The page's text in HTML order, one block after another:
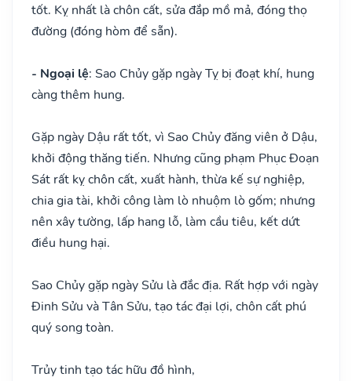
tốt. Kỵ nhất là chôn cất, sửa đắp mồ mả, đóng thọ
đường (đóng hòm để sẵn).
- Ngoại lệ: Sao Chủy gặp ngày Tỵ bị đoạt khí, hung
càng thêm hung.
Gặp ngày Dậu rất tốt, vì Sao Chủy đăng viên ở Dậu,
khởi động thăng tiến. Nhưng cũng phạm Phục Đoạn
Sát rất kỵ chôn cất, xuất hành, thừa kế sự nghiệp,
chia gia tài, khởi công làm lò nhuộm lò gốm; nhưng
nên xây tường, lấp hang lỗ, làm cầu tiêu, kết dứt
điều hung hại.
Sao Chủy gặp ngày Sửu là đắc địa. Rất hợp với ngày
Đinh Sửu và Tân Sửu, tạo tác đại lợi, chôn cất phú
quý song toàn.
Trủy tinh tạo tác hữu đồ hình,